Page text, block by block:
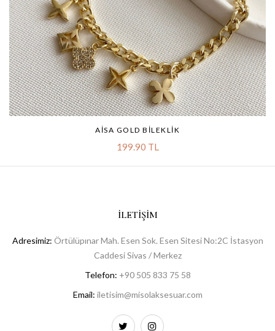
AISA GOLD BILEKLIK
199.90 TL
İLETIŞIM
Adresimiz: Örtülüpınar Mah. Esen Sok. Esen Sitesi No:2C İstasyon
Caddesi Sivas / Merkez
Telefon: +90 505 833 75 58
Email: iletisim@misolaksesuar.com